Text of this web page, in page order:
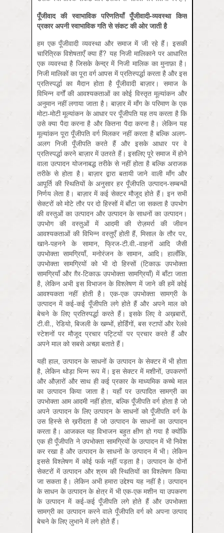
पूँजीवाद की स्वाभाविक परिणतियाँ पूँजीवादी-व्यवस्था किस
प्रकार अपनी स्वाभाविक गति से संकट की ओर जाती है
हम एक पूँजीवादी व्यवस्था और समाज में जी रहे हैं। इसकी
चारित्रिक विशेषताएँ क्या हैं? यह निजी मालिकाने पर आधारित
एक व्यवस्था है जिसके केन्द्र में निजी मालिक का मुनाफ़ा है।
निजी मालिकों का पूरा वर्ग आपस में प्रतिस्पर्द्धा करता है और इस
प्रतिस्पर्द्धा का मैदान होता है पूँजीवादी बाज़ार। समाज के
विभिन्न वर्गों की आवश्यकताओं का कोई विस्तृत मूल्यांकन और
अनुमान नहीं लगाया जाता है। बाज़ार में माँग के परिमाण के एक
मोटा-मोटी मूल्यांकन के आधार पर पूँजीपति यह तय करता है कि
उसे क्या पैदा करना है और कितना पैदा करना है। लेकिन यह
मूल्यांकन पूरा पूँजीपति वर्ग मिलकर नहीं करता है बल्कि अलग-
अलग निजी पूँजीपति करते हैं और इसके आधार पर वे
प्रतिस्पर्द्धा करने बाज़ार में उतरते हैं। इसलिए पूरे समाज में होने
वाला उत्पादन योजनाबद्ध तरीके से नहीं होता है बल्कि अराजक
तरीके से होता है। बाज़ार द्वारा बतायी जाने वाली माँग और
आपूर्ति की स्थितियों के अनुसार हर पूँजीपति उत्पादन-सम्बन्‍धी
निर्णय लेता है। बाज़ार में कई सेक्टर मौजूद होते हैं। इन सभी
सेक्टरों को मोटे तौर पर दो हिस्सों में बाँटा जा सकता है उपभोग
की वस्तुओं का उत्पादन और उत्पादन के साधनों का उत्पादन।
उपभोग की वस्तुओं में आदमी की रोज़मर्रा की जीवन
आवश्यकताओं की विभिन्न वस्तुएँ होती हैं, मिसाल के तौर पर,
खाने-पहनने के सामान, फ्रिज-टी.वी.-वाहनों आदि जैसी
उपभोक्ता सामग्रियाँ, मनोरंजन के सामान, आदि। हालाँकि,
उपभोक्ता सामग्रियों को भी दो हिस्सों (टिकाऊ उपभोक्ता
सामग्रियाँ और ग़ैर-टिकाऊ उपभोक्ता सामग्रियाँ) में बाँटा जाता
है, लेकिन अभी इस विभाजन के विश्लेषण में जाने की हमें कोई
आवश्यकता नहीं होती है। एक-एक उपभोक्ता सामग्री के
उत्पादन में कई-कई पूँजीपति लगे होते हैं और अपने माल को
बेचने के लिए प्रतिस्पर्द्धा करते हैं। इसके लिए वे अख़बारों,
टी.वी., रेडियो, बिजली के खम्भों, होर्डिंगों, बस स्टापों और रेलवे
स्टेशनों पर मौजूद प्रचार पट्टियों पर प्रचार करते हैं और
अपने माल को सबसे अच्छा बताते हैं।
यही हाल, उत्पादन के साधनों के उत्पादन के सेक्टर में भी होता
है, लेकिन थोड़ा भिन्न रूप में। इस सेक्टर में मशीनों, उपकरणों
और औज़ारों और साथ ही कई प्रकार के माध्‍यमिक कच्चे माल
का उत्पादन किया जाता है। यहाँ पर उत्पादित सामग्री का
उपभोक्ता आम आदमी नहीं होता, बल्कि पूँजीपति वर्ग होता है जो
अपने उत्पादन के लिए उत्पादन के साधनों को पूँजीपति वर्ग के
उस हिस्से से ख़रीदता है जो उत्पादन के साधनों का उत्पादन
करता है। आजकल यह विभाजन बहुत क्षीण हो गया है क्योंकि
एक ही पूँजीपति ने उपभोक्ता सामग्रियों के उत्पादन में भी निवेश
कर रखा है और उत्पादन के साधनों के उत्पादन में भी। लेकिन
इससे विश्लेषण में कोई फर्क नहीं पड़ता है। उत्पादन के दोनों
सेक्टरों में उत्पादन और श्रम की स्थितियों का विश्लेषण किया
जा सकता है। लेकिन अभी हमारा उद्देश्य यह नहीं है। उत्पादन
के साधन के उत्पादन के क्षेत्र में भी एक-एक मशीन या उपकरण
के उत्पादन में कई-कई पूँजीपति लगे होते हैं और उपभोक्ता
सामग्री का उत्पादन करने वाले पूँजीपति वर्ग को अपना उत्पाद
बेचने के लिए लुभाने में लगे होते हैं।